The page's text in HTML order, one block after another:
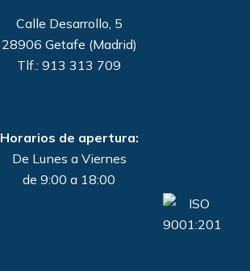
Calle Desarrollo, 5
28906 Getafe (Madrid)
Tlf.: 913 313 709
Horarios de apertura:
De Lunes a Viernes
de 9:00 a 18:00